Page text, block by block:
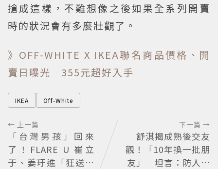
搶成這樣，不難想像之後如果全系列開賣
時的狀況會有多麼壯觀了。
》OFF-WHITE X IKEA聯名商品價格、開
賣日曝光 355元超好入手
IKEA Off-White
← 上一篇
「台灣男孩」回來
了！FLARE U 崔立
于、姜玗進「狂送臉
下一篇 →
舒淇揭成熟後交友
觀！「10年換一批朋
友」 坦言：防人之